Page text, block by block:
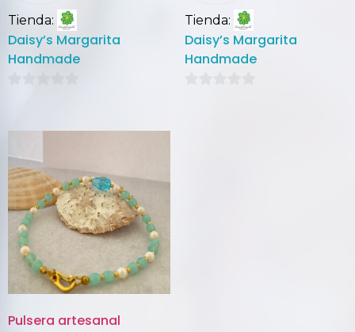
carrito
Tienda:
Daisy’s Margarita
Handmade
carrito
Tienda:
Daisy’s Margarita
Handmade
Pulsera artesanal